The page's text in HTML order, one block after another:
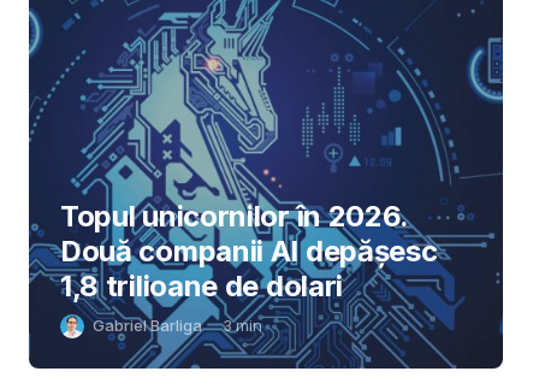
Topul unicornilor în 2026.
Două companii AI depășesc
1,8 trilioane de dolari
Gabriel Barliga 3min